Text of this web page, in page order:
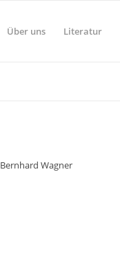
Über uns Literatur
Bernhard Wagner